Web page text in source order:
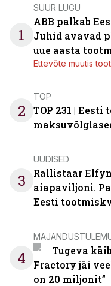
1
SUUR LUGU
ABB palkab
Juhid avavad
uue aasta
Ettevõte muutis
2
TOP
TOP 231 |
3
UUDISED
Rallistaar
aiapaviljoni.
Eesti
4
Tugeva
Fractory jäi
on 20 miljonit”